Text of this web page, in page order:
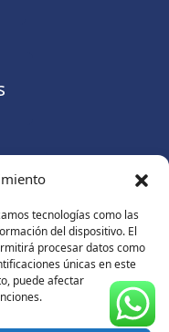
tecnologías como las
del dispositivo. El
procesar datos como
únicas en este
puede afectar
privacidad
los derechos